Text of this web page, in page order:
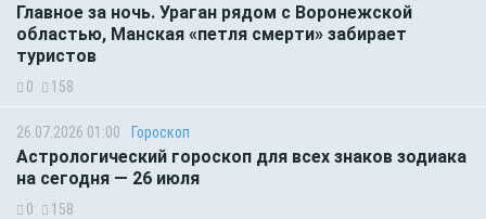
Главное за ночь. Ураган рядом с Воронежской
областью, Манская «петля смерти» забирает
туристов
0 158
26.07.2026 01:00 Гороскоп
Астрологический гороскоп для всех знаков зодиака
на сегодня — 26 июля
0 158